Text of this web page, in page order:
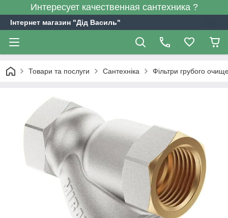
Интересует качественная сантехника ?
Інтернет магазин "Дід Василь"
Товари та послуги Сантехніка Фільтри грубого